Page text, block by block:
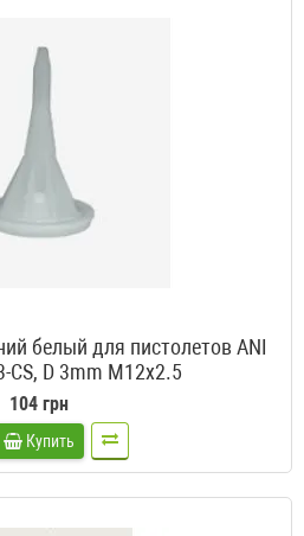
белый для пистолетов ANI
CS, D 3mm M12x2.5
104 грн
Купить